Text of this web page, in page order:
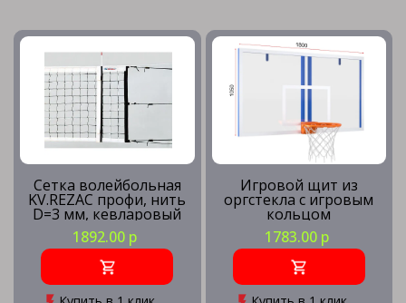
Сетка волейбольная
KV.REZAC профи, нить
D=3 мм, кевларовый
трос
1892.00 р
Игровой щит из
оргстекла с игровым
кольцом
1783.00 р